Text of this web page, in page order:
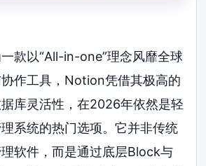
款以“All-in-one”理念风靡全球
作工具，Notion凭借其极高的
库灵活性，在2026年依然是轻
系统的热门选项。它并非传统
软件，而是通过底层Block与